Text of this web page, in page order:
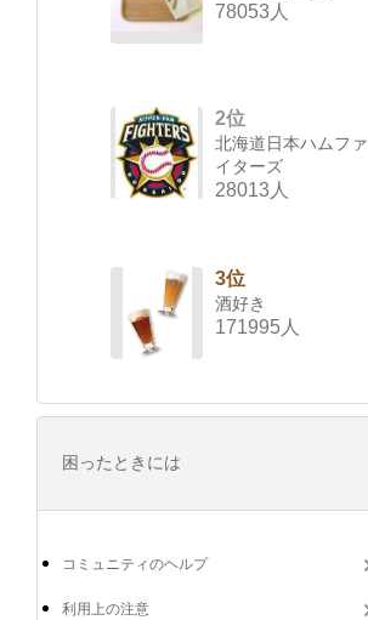
78053人
2位
北海道日本ハムファ
イターズ
28013人
3位
酒好き
171995人
困ったときには
コミュニティのヘルプ
利用上の注意